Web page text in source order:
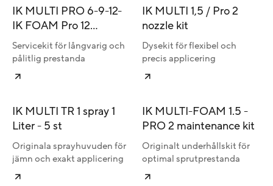
IK MULTI PRO 6-9-12-
IK FOAM Pro 12
maintenance kit
Servicekit för långvarig och
pålitlig prestanda
IK MULTI 1,5 / Pro 2
nozzle kit
Dysekit för flexibel och
precis applicering
IK MULTI TR 1 spray 1
Liter - 5 st
Originala sprayhuvuden för
jämn och exakt applicering
IK MULTI-FOAM 1.5 -
PRO 2 maintenance kit
Originalt underhållskit för
optimal sprutprestanda